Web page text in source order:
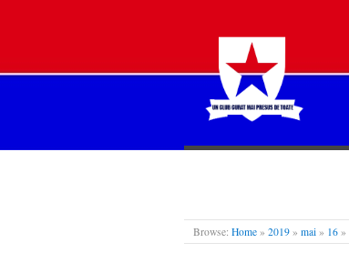
STEAUA
Browse: Home » 2019 » mai » 16 »